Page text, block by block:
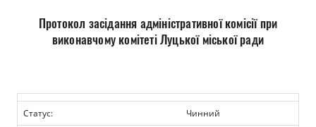
Бюджет
Прозорість влади
Протокол засідання адміністративної комісії при
виконавчому комітеті Луцької міської ради
Статус:
Чинний